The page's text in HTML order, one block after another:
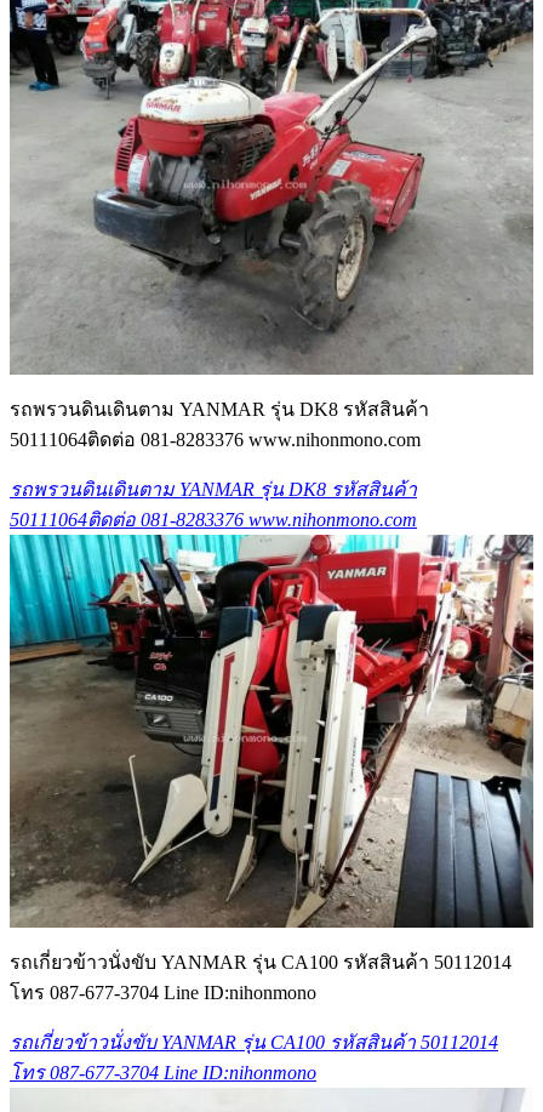
รถพรวนดินเดินตาม YANMAR รุ่น DK8 รหัสสินค้า
50111064ติดต่อ 081-8283376 www.nihonmono.com
รถพรวนดินเดินตาม YANMAR รุ่น DK8 รหัสสินค้า
50111064ติดต่อ 081-8283376 www.nihonmono.com
รถเกี่ยวข้าวนั่งขับ YANMAR รุ่น CA100 รหัสสินค้า 50112014
โทร 087-677-3704 Line ID:nihonmono
รถเกี่ยวข้าวนั่งขับ YANMAR รุ่น CA100 รหัสสินค้า 50112014
โทร 087-677-3704 Line ID:nihonmono